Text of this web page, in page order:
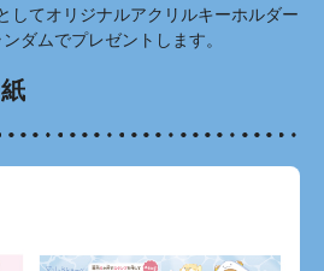
してオリジナルアクリルキーホルダー
ンダムでプレゼントします。